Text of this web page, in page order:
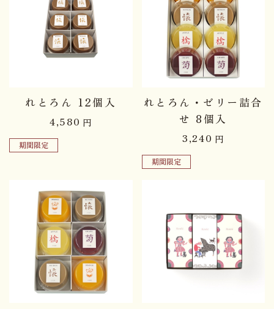
れとろん 12個入
4,580 円
期間限定
れとろん・ゼリー詰合
せ 8個入
3,240 円
期間限定